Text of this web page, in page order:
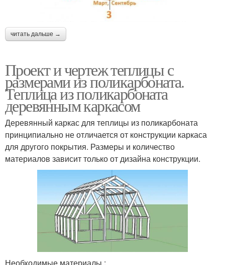
читать дальше →
Проект и чертеж теплицы с
размерами из поликарбоната.
Теплица из поликарбоната
деревянным каркасом
Деревянный каркас для теплицы из поликарбоната
принципиально не отличается от конструкции каркаса
для другого покрытия. Размеры и количество
материалов зависит только от дизайна конструкции.